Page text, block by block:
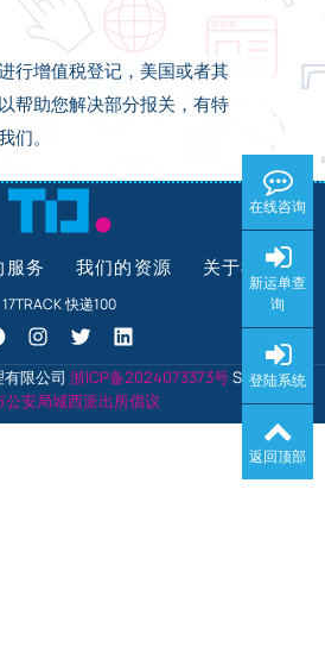
在线咨询
新运单查
询
登陆系统
返回顶部
行增值税登记，美国或者其
帮助您解决部分报关，有特
们。
服务 我们的资源 关于我们
17TRACK快递100
限公司 浙ICP备2024073373号Since 2016
公安局城西派出所倡议